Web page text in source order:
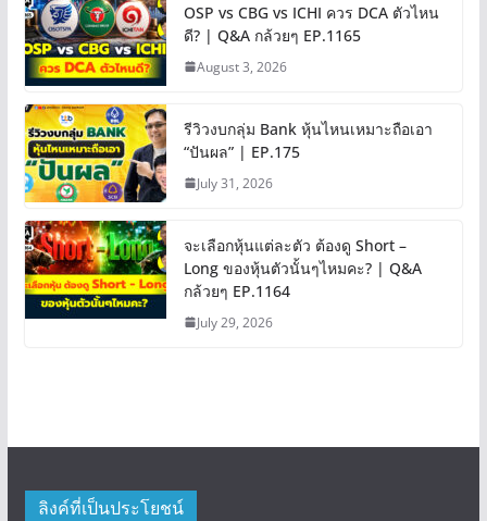
OSP vs CBG vs ICHI ควร DCA ตัวไหน
ดี? | Q&A กล้วยๆ EP.1165
August 3, 2026
รีวิวงบกลุ่ม Bank หุ้นไหนเหมาะถือเอา
“ปันผล” | EP.175
July 31, 2026
จะเลือกหุ้นแต่ละตัว ต้องดู Short –
Long ของหุ้นตัวนั้นๆไหมคะ? | Q&A
กล้วยๆ EP.1164
July 29, 2026
ลิงค์ที่เป็นประโยชน์